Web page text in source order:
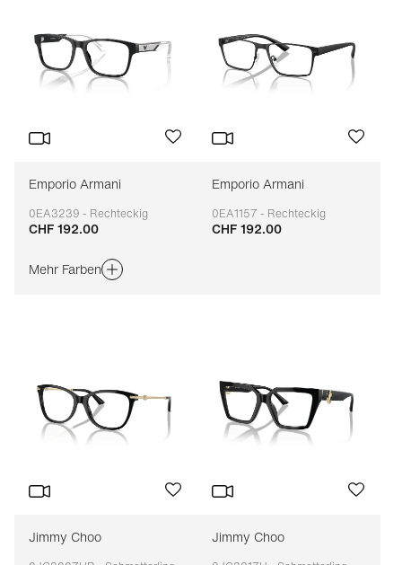
Emporio Armani
0EA3239 - Rechteckig
Anpassbar
CHF 192.00
Mehr Farben
Emporio Armani
0EA1157 - Rechteckig
Anpassbar
CHF 192.00
Jimmy Choo Jimmy Choo